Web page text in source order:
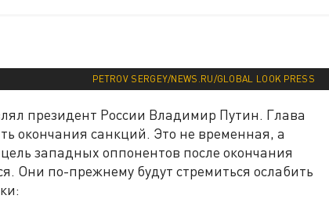
PETROV SERGEY/NEWS.RU/GLOBAL LOOK PRESS
президент России Владимир Путин. Глава
окончания санкций. Это не временная, а
западных оппонентов после окончания
Они по-прежнему будут стремиться ослабить